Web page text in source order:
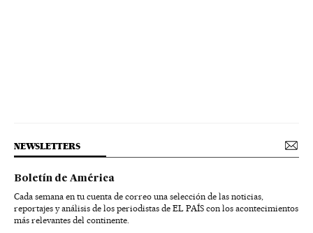
NEWSLETTERS
Boletín de América
Cada semana en tu cuenta de correo una selección de las noticias,
reportajes y análisis de los periodistas de EL PAÍS con los acontecimientos
más relevantes del continente.